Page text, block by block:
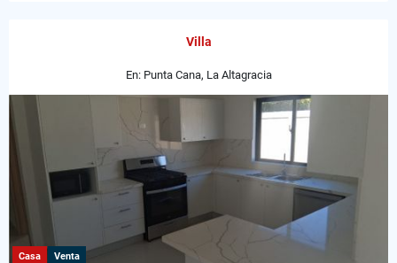
Villa
En: Punta Cana, La Altagracia
Casa Venta